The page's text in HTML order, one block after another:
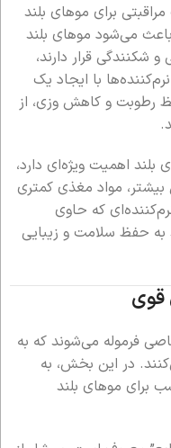
برای موهای بلند
می‌شود موهای بلند
قرار دارند،
با ایجاد یک
رطوبت و کاهش وزی، از
بلند اهمیت ویژه‌ای دارد،
بیشتر، مواد مغذی کمتری
که حاوی
به حفظ سلامت و زیبایی
قوی
فرموله می‌شوند که به
در این بخش، به
برای موهای بلند